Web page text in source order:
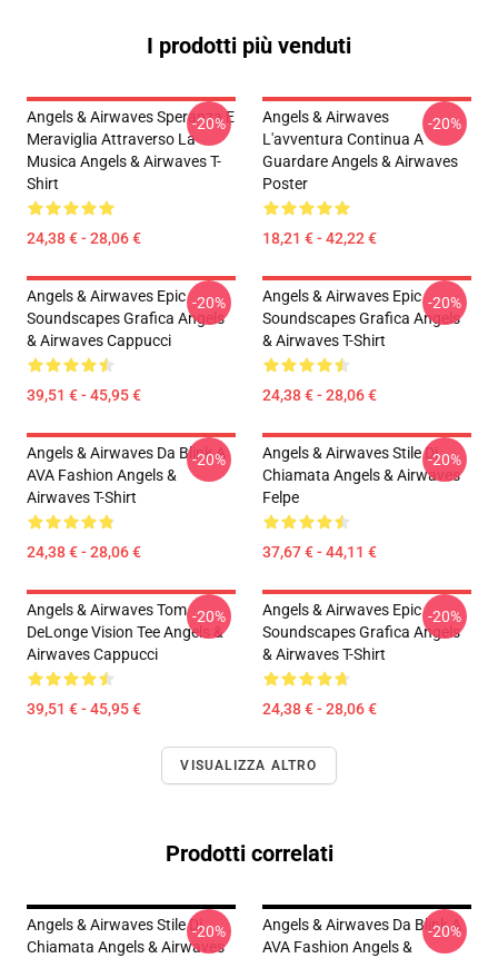
I prodotti più venduti
Angels & Airwaves Speranza E
Meraviglia Attraverso La
Musica Angels & Airwaves T-
Shirt
24,38 € - 28,06 €
-20%
Angels & Airwaves
L'avventura Continua A
Guardare Angels & Airwaves
Poster
18,21 € - 42,22 €
-20%
Angels & Airwaves Epic
Soundscapes Grafica Angels
& Airwaves Cappucci
39,51 € - 45,95 €
-20%
Angels & Airwaves Epic
Soundscapes Grafica Angels
& Airwaves T-Shirt
24,38 € - 28,06 €
-20%
Angels & Airwaves Da Blink A
AVA Fashion Angels &
Airwaves T-Shirt
24,38 € - 28,06 €
-20%
Angels & Airwaves Stile Di
Chiamata Angels & Airwaves
Felpe
37,67 € - 44,11 €
-20%
Angels & Airwaves Tom
DeLonge Vision Tee Angels &
Airwaves Cappucci
39,51 € - 45,95 €
-20%
Angels & Airwaves Epic
Soundscapes Grafica Angels
& Airwaves T-Shirt
24,38 € - 28,06 €
-20%
VISUALIZZA ALTRO
Prodotti correlati
Angels & Airwaves Stile Di
Chiamata Angels & Airwaves
-20%
Angels & Airwaves Da Blink A
AVA Fashion Angels &
-20%